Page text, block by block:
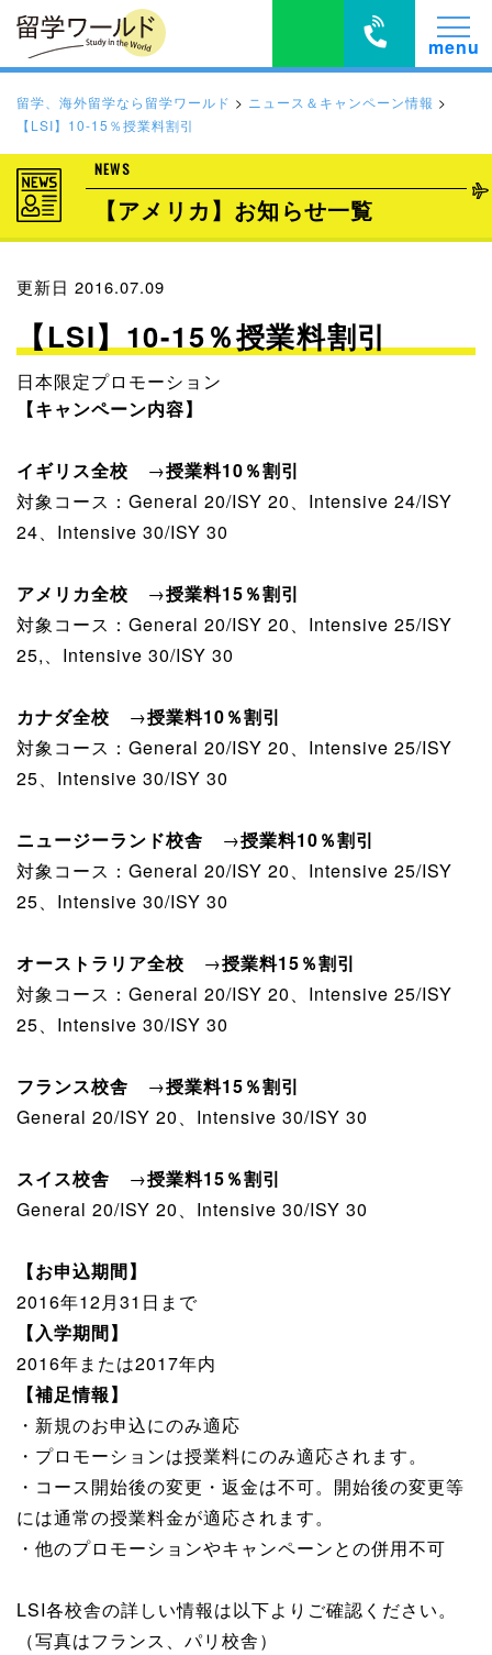
留学、海外留学なら留学ワールド > ニュース＆キャンペーン情報 >
【LSI】10-15％授業料割引
NEWS
【アメリカ】お知らせ一覧
更新日 2016.07.09
【LSI】10-15％授業料割引
日本限定プロモーション
【キャンペーン内容】
イギリス全校 →授業料10％割引
対象コース：General 20/ISY 20、Intensive 24/ISY
24、Intensive 30/ISY 30
アメリカ全校 →授業料15％割引
対象コース：General 20/ISY 20、Intensive 25/ISY
25,、Intensive 30/ISY 30
カナダ全校 →授業料10％割引
対象コース：General 20/ISY 20、Intensive 25/ISY
25、Intensive 30/ISY 30
ニュージーランド校舎 →授業料10％割引
対象コース：General 20/ISY 20、Intensive 25/ISY
25、Intensive 30/ISY 30
オーストラリア全校 →授業料15％割引
対象コース：General 20/ISY 20、Intensive 25/ISY
25、Intensive 30/ISY 30
フランス校舎 →授業料15％割引
General 20/ISY 20、Intensive 30/ISY 30
スイス校舎 →授業料15％割引
General 20/ISY 20、Intensive 30/ISY 30
【お申込期間】
2016年12月31日まで
【入学期間】
2016年または2017年内
【補足情報】
・新規のお申込にのみ適応
・プロモーションは授業料にのみ適応されます。
・コース開始後の変更・返金は不可。開始後の変更等
には通常の授業料金が適応されます。
・他のプロモーションやキャンペーンとの併用不可
LSI各校舎の詳しい情報は以下よりご確認ください。
（写真はフランス、パリ校舎）